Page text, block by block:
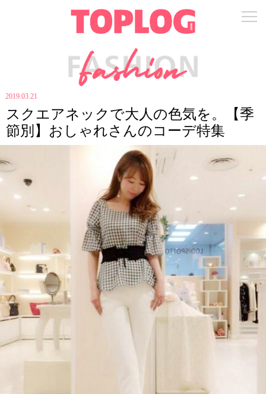
2019.03.21
スクエアネックで大人の色気を。【季
節別】おしゃれさんのコーデ特集